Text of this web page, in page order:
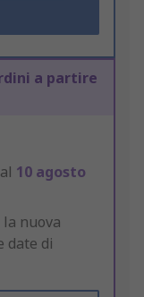
a partire
10 agosto
nuova
date di